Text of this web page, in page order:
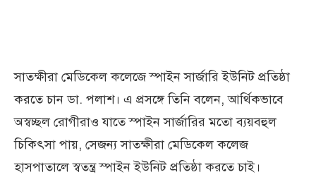
সাতক্ষীরা মেডিকেল কলেজে স্পাইন সার্জারি ইউনিট প্রতিষ্ঠা
করতে চান ডা. পলাশ। এ প্রসঙ্গে তিনি বলেন, আর্থিকভাবে
অস্বচ্ছল রোগীরাও যাতে স্পাইন সার্জারির মতো ব্যয়বহুল
চিকিৎসা পায়, সেজন্য সাতক্ষীরা মেডিকেল কলেজ
হাসপাতালে স্বতন্ত্র স্পাইন ইউনিট প্রতিষ্ঠা করতে চাই।